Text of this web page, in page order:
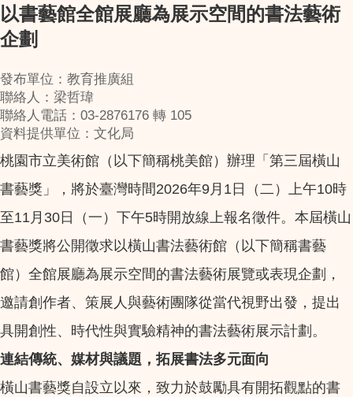
以書藝館全館展廳為展示空間的書法藝術
企劃
發布單位：教育推廣組
聯絡人：梁哲瑋
聯絡人電話：03-2876176 轉 105
資料提供單位：文化局
桃園市立美術館（以下簡稱桃美館）辦理「第三屆橫山
書藝獎」，將於臺灣時間2026年9月1日（二）上午10時
至11月30日（一）下午5時開放線上報名徵件。本屆橫山
書藝獎將公開徵求以橫山書法藝術館（以下簡稱書藝
館）全館展廳為展示空間的書法藝術展覽或表現企劃，
邀請創作者、策展人與藝術團隊從當代視野出發，提出
具開創性、時代性與實驗精神的書法藝術展示計劃。
連結傳統、媒材與議題，拓展書法多元面向
橫山書藝獎自設立以來，致力於鼓勵具有開拓觀點的書